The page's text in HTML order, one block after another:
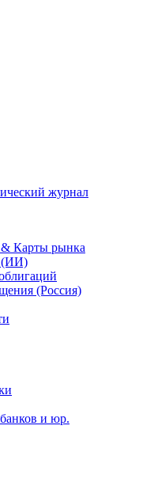
журнал
Карты рынка
(ИИ)
(Россия)
и юр.